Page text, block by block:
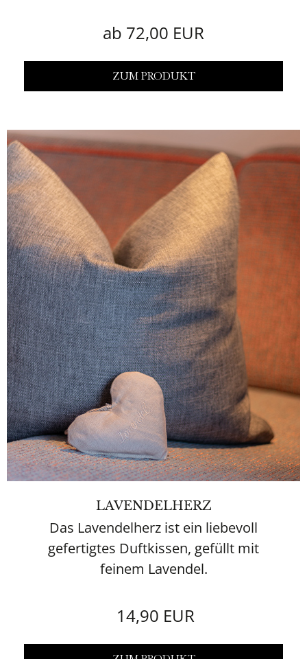
ab 72,00 EUR
ZUM PRODUKT
LAVENDELHERZ
Das Lavendelherz ist ein liebevoll
gefertigtes Duftkissen, gefüllt mit
feinem Lavendel.
14,90 EUR